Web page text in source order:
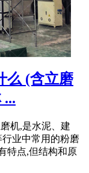
么 (含立磨
...
机,是水泥、建
业中常用的粉磨
特点,但结构和原